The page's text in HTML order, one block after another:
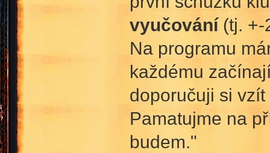
vyučování(tj. +-
Na programu
každému
doporučuji si
Pamatujme na
budem."